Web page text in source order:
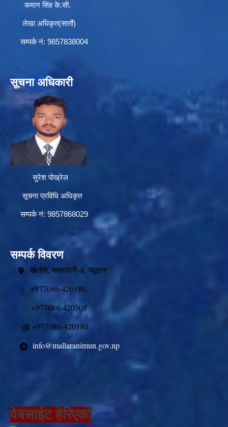
कमान सिंह के.सी.
लेखा अधिकृत(सातौं)
सम्पर्क न‌ं: 9857838004
सूचना अधिकारी
सुरेश पोख्रेल
सूचना प्रविधि अधिकृत
सम्पर्क नं: 9857868029
सम्पर्क विवरण
खलंगा, मल्लरानी-४, प्यूठान
+977086-420180,
+977086-420308
+977086-420180
info@mallaranimun.gov.np
वेबसाईट हेरिएको